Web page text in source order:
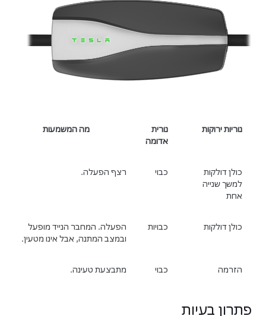
נוריות ירוקות
אדומה
מה המשמעות
כולן דולקות
למשך שנייה
רצף הפעלה.
כולן דולקות כבויות
הפעלה. המחבר הנייד מופעל
ובמצב המתנה, אבל אינו מטעין.
הזרמה מתבצעת טעינה.
בעיות